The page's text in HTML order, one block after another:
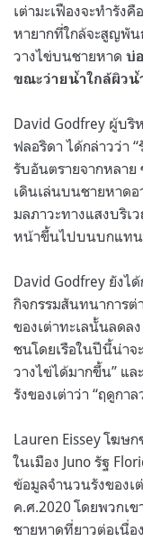
เต่ามะเฟืองจะทำรัง
หายากที่ใกล้จะสูญพั
วางไข่บนชายหาด บ่
ขณะว่ายน้ำใกล้ผิวน้
David Godfrey ผู้บริ
ฟลอริดา ได้กล่าวว่า
รับอันตรายจากหลาย
เดินเล่นบนชายหาดอ
มลภาวะทางแสงบริเ
หน้าขึ้นไปบนบกแทน
David Godfrey ยังไ
กิจกรรมสันทนาการต่
ของเต่าทะเลนั้นลดล
ชนโดยเรือในปีนี้น่าจ
วางไข่ได้มากขึ้น” แ
รังของเต่าว่า “ฤดูกา
Lauren Eissey โฆษ
ในเมือง Juno รัฐ
ข้อมูลจำนวนรังของเ
ค.ศ.2020 โดยพวกเ
ชายหาดที่ยาวต่อเนื่